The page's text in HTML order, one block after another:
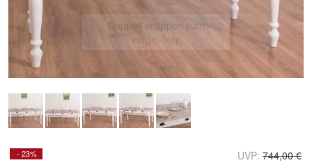
Doppelt antippen zum
vergrößern
- 23% UVP: 744,00 €